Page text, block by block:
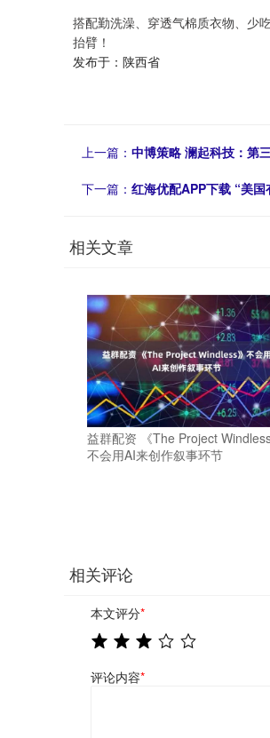
搭配勤洗澡、穿透气棉质衣物、少
抬臂！
发布于：陕西省
上一篇： 中博策略 澜起科技：第
下一篇： 红海优配APP下载 “美
相关文章
益群配资 《The Project Windless
不会用AI来创作叙事环节
相关评论
本文评分*
评论内容*